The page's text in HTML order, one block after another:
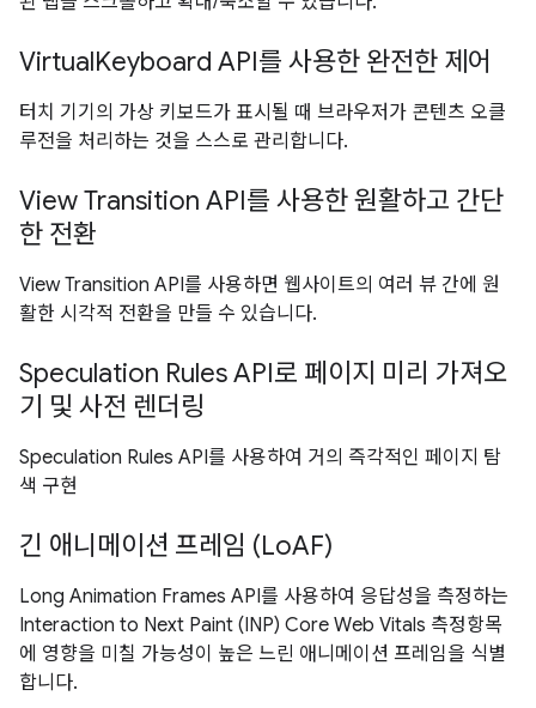
VirtualKeyboard API를 사용한 완전한 제어
터치 기기의 가상 키보드가 표시될 때 브라우저가 콘텐츠 오클
루전을 처리하는 것을 스스로 관리합니다.
View Transition API를 사용한 원활하고 간단
한 전환
View Transition API를 사용하면 웹사이트의 여러 뷰 간에 원
활한 시각적 전환을 만들 수 있습니다.
Speculation Rules API로 페이지 미리 가져오
기 및 사전 렌더링
Speculation Rules API를 사용하여 거의 즉각적인 페이지 탐
색 구현
긴 애니메이션 프레임 (LoAF)
Long Animation Frames API를 사용하여 응답성을 측정하는
Interaction to Next Paint (INP) Core Web Vitals 측정항목
에 영향을 미칠 가능성이 높은 느린 애니메이션 프레임을 식별
합니다.